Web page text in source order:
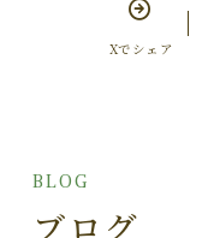
Xでシェア
BLOG